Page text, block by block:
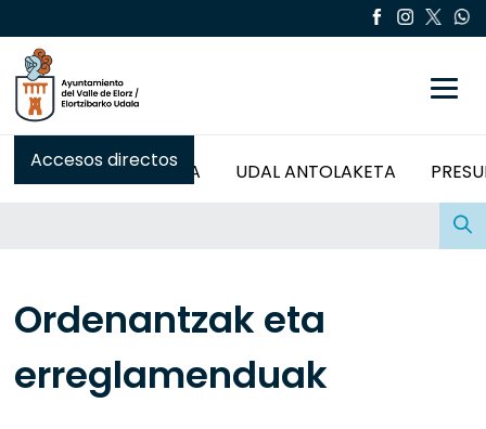
Accesos directos
ALKATEAREN AGURRA UDAL ANTOLAKETA
Ordenantzak eta
erreglamenduak